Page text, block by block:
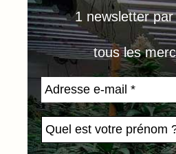
1 newsletter
tous les